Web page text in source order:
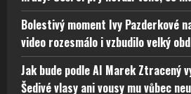
Bolestivý moment Ivy Pazderkové
video rozesmálo i vzbudilo velký
Jak bude podle AI Marek Ztracený
Šedivé vlasy ani vousy mu vůbec